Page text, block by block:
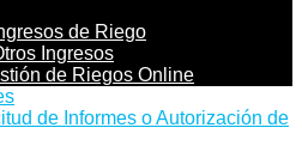
de Riego
Ingresos
de Riegos Online
de Informes o Autorización de